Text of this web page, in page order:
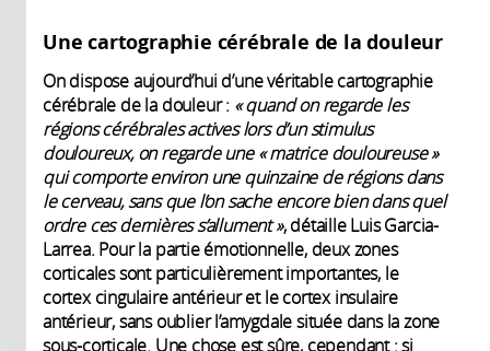
Une cartographie cérébrale de la douleur
On dispose aujourd’hui d’une véritable cartographie
cérébrale de la douleur : « quand on regarde les
régions cérébrales actives lors d’un stimulus
douloureux, on regarde une « matrice douloureuse »
qui comporte environ une quinzaine de régions dans
le cerveau, sans que l’on sache encore bien dans quel
ordre ces dernières s’allument », détaille Luis Garcia-
Larrea. Pour la partie émotionnelle, deux zones
corticales sont particulièrement importantes, le
cortex cingulaire antérieur et le cortex insulaire
antérieur, sans oublier l’amygdale située dans la zone
sous-corticale. Une chose est sûre, cependant : si